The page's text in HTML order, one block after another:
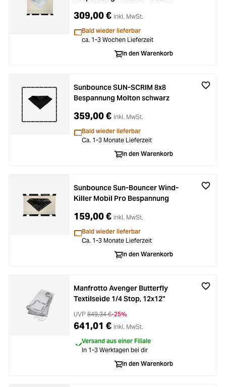
309,00 € inkl. MwSt.
Bald wieder lieferbar
ca. 1-3 Wochen Lieferzeit
In den Warenkorb
Sunbounce SUN-SCRIM 8x8
Bespannung Molton schwarz
359,00 € inkl. MwSt.
Bald wieder lieferbar
Ca. 1-3 Monate Lieferzeit
In den Warenkorb
Sunbounce Sun-Bouncer Wind-
Killer Mobil Pro Bespannung
159,00 € inkl. MwSt.
Bald wieder lieferbar
Ca. 1-3 Monate Lieferzeit
In den Warenkorb
Manfrotto Avenger Butterfly
Textilseide 1/4 Stop, 12x12"
UVP 849,34 €-25%
641,01 € inkl. MwSt.
Versand aus einer Filiale
In 1-3 Werktagen bei dir
In den Warenkorb